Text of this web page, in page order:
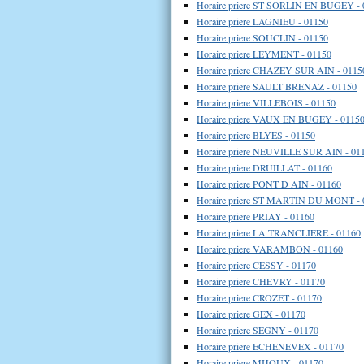
Horaire priere ST SORLIN EN BUGEY -
Horaire priere LAGNIEU - 01150
Horaire priere SOUCLIN - 01150
Horaire priere LEYMENT - 01150
Horaire priere CHAZEY SUR AIN -
Horaire priere SAULT BRENAZ - 01150
Horaire priere VILLEBOIS - 01150
Horaire priere VAUX EN BUGEY - 01150
Horaire priere BLYES - 01150
Horaire priere NEUVILLE SUR AIN -
Horaire priere DRUILLAT - 01160
Horaire priere PONT D AIN - 01160
Horaire priere ST MARTIN DU MONT -
Horaire priere PRIAY - 01160
Horaire priere LA TRANCLIERE - 01160
Horaire priere VARAMBON - 01160
Horaire priere CESSY - 01170
Horaire priere CHEVRY - 01170
Horaire priere CROZET - 01170
Horaire priere GEX - 01170
Horaire priere SEGNY - 01170
Horaire priere ECHENEVEX - 01170